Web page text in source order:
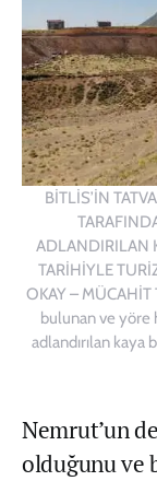
BİTLİS’İN
ADLANDIRILAN
TARİHİYLE
OKAY – MÜCAHİT
bulunan ve yöre
adlandırılan
Nemrut’un
olduğunu ve